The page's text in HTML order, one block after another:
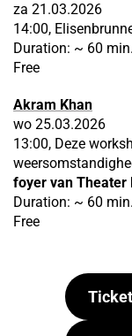
za 21.03.2026
14:00,
Duration: ~ 60 min.
Free
Akram Khan
wo 25.03.2026
13:00, Deze
foyer van Theater
Duration: ~ 60 min.
Free